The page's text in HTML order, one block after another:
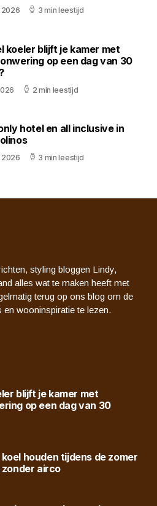
2026 3 min leestijd
koeler blijft je kamer met
op een dag van 30
2 min leestijd
hotel en all inclusive in
2026 3 min leestijd
styling bloggen Lindy,
alles wat te maken heeft met
terug op ons blog om de
wooninspiratie te lezen.
blijft je kamer met
op een dag van 30
houden tijdens de zomer
airco